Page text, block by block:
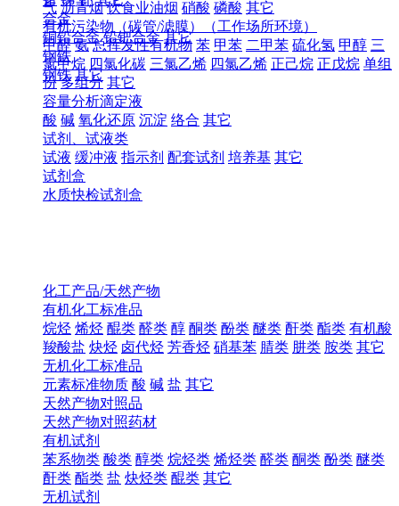
气 沥青烟 饮食业油烟 硝酸 磷酸 其它
有机污染物（碳管/滤膜）（工作场所环境）
甲醛 氨 总挥发性有机物 苯 甲苯 二甲苯 硫化氢 甲醇 三
氯甲烷 四氯化碳 三氯乙烯 四氯乙烯 正己烷 正戊烷 单组
份 多组分 其它
容量分析滴定液
酸 碱 氧化还原 沉淀 络合 其它
试剂、试液类
试液 缓冲液 指示剂 配套试剂 培养基 其它
试剂盒
水质快检试剂盒
合金
铜铅合金 铅钯合金 其它
钢铁
钢铁 其它
化工产品/天然产物
有机化工标准品
烷烃 烯烃 醌类 醛类 醇 酮类 酚类 醚类 酐类 酯类 有机酸
羧酸盐 炔烃 卤代烃 芳香烃 硝基苯 腈类 肼类 胺类 其它
无机化工标准品
元素标准物质 酸 碱 盐 其它
天然产物对照品
天然产物对照药材
有机试剂
苯系物类 酸类 醇类 烷烃类 烯烃类 醛类 酮类 酚类 醚类
酐类 酯类 盐 炔烃类 醌类 其它
无机试剂